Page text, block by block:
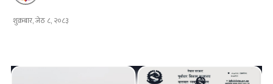
शुक्रबार, जेठ ८, २०८३